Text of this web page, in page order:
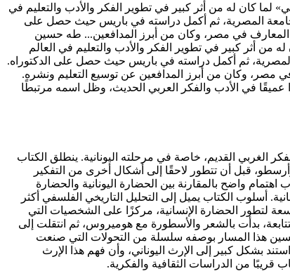
لما كان له من أثر كبير في تطوير الفكر والأدب والتعليم في
المصرية، ثم أكمل دراسته في باريس حيث حصل على
المعارف في مصر، وكان من أبرز المدافعين... طه حسين
له من أثر كبير في تطوير الفكر والأدب والتعليم في العالم
ثم أكمل دراسته في باريس حيث حصل على الدكتوراه.
في مصر، وكان من أبرز المدافعين عن توسيع التعليم ونشره.
عميقًا في الأدب والفكر العربي الحديث، وظل اسمه مرتبطًا
الغربي القديم، خاصة في مرحلته اليونانية. ينطلق الكتاب
قبل أن تتطور لاحقًا إلى أشكال أخرى من التفكير
واضح بالمقارنة بين الحضارة اليونانية والحضارة
أسلوب الكتاب يميل إلى التحليل التاريخي الفلسفي أكثر
لتطور الحضارة الإنسانية، مركزًا على الشخصيات التي
بدأت بالشعر والأسطورة مع هوميروس، ثم انتقلت إلى
هذا المسار بوصفه سلسلة من التحولات التي صنعت
بشكل كبير إلى الإرث اليوناني، وأن فهم هذا الإرث
من الدراسات الثقافية والفكرية.